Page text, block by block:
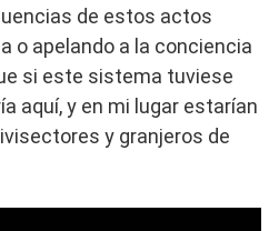
de estos actos
o apelando a la conciencia
si este sistema tuviese
aquí, y en mi lugar estarían
y granjeros de